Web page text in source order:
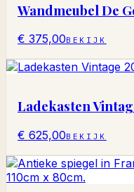
Wandmeubel De
€ 375,00BEKIJK
Ladekasten
€ 625,00BEKIJK